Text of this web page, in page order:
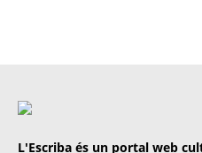
L'Escriba és un portal web